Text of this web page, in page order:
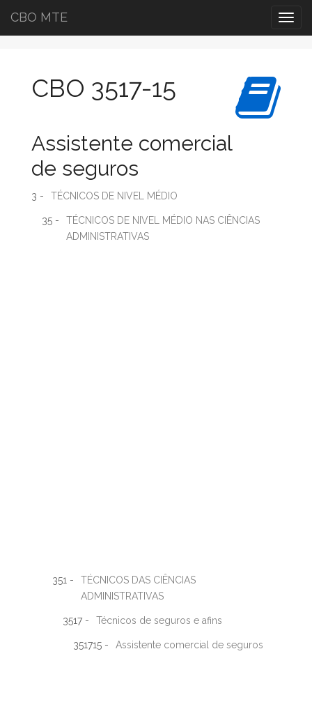
CBO MTE
CBO 3517-15
Assistente comercial
de seguros
3 - TÉCNICOS DE NIVEL MÉDIO
35 -
TÉCNICOS DE NIVEL MÉDIO NAS CIÊNCIAS
ADMINISTRATIVAS
351 -
TÉCNICOS DAS CIÊNCIAS
ADMINISTRATIVAS
3517 - Técnicos de seguros e afins
351715 - Assistente comercial de seguros